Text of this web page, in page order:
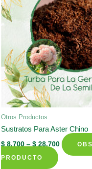
Otros Productos
Sustratos Para Aster Chino
$8.700– $28.700
PRODUCTO
This